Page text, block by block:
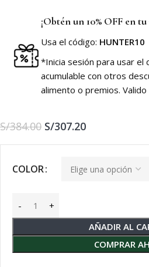
¡Obtén un 10% OFF en
Usa el código: HUNTER10
*Inicia sesión para usar el
acumulable con otros
alimento o premios.
S/384.00 S/307.20
COLOR
AÑADIR AL
COMPRAR